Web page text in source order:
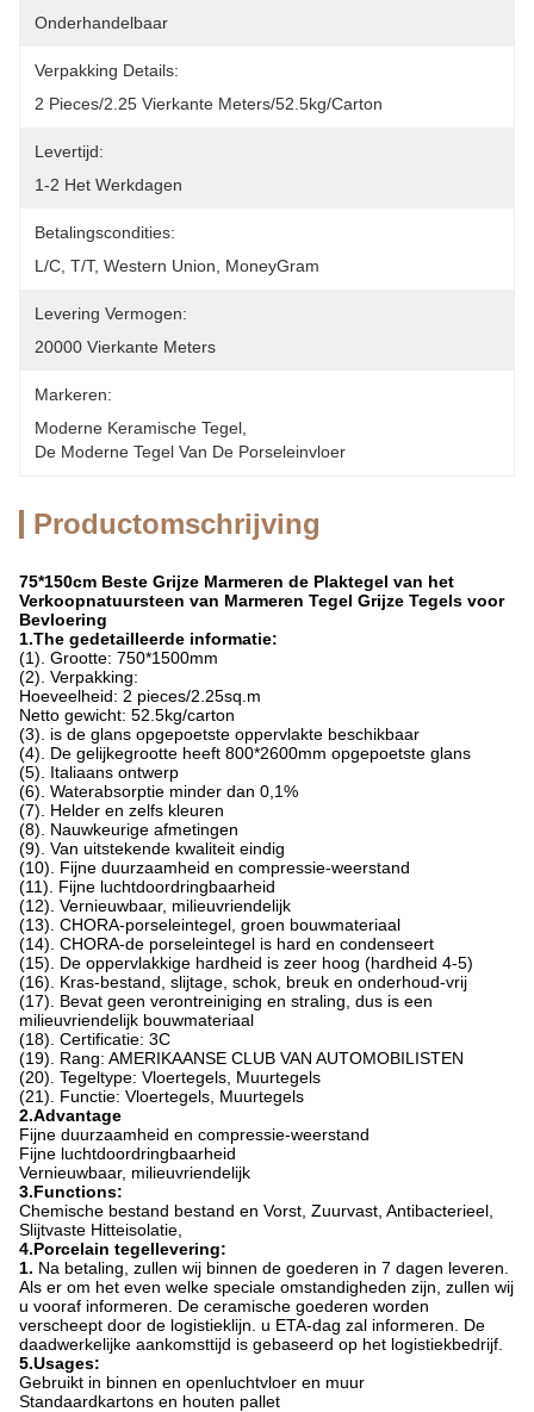
Onderhandelbaar
Verpakking Details:
2 Pieces/2.25 Vierkante Meters/52.5kg/carton
Levertijd:
1-2 Het Werkdagen
Betalingscondities:
L/C, T/T, Western Union, MoneyGram
Levering Vermogen:
20000 Vierkante Meters
Markeren:
Moderne Keramische Tegel
De Moderne Tegel Van De Porseleinvloer
Productomschrijving
75*150cm Beste Grijze Marmeren de Plaktegel van het
Verkoopnatuursteen van Marmeren Tegel Grijze Tegels voor
Bevloering
1.The gedetailleerde informatie:
(1). Grootte: 750*1500mm
(2). Verpakking:
Hoeveelheid: 2 pieces/2.25sq.m
Netto gewicht: 52.5kg/carton
(3). is de glans opgepoetste oppervlakte beschikbaar
(4). De gelijkegrootte heeft 800*2600mm opgepoetste glans
(5). Italiaans ontwerp
(6). Waterabsorptie minder dan 0,1%
(7). Helder en zelfs kleuren
(8). Nauwkeurige afmetingen
(9). Van uitstekende kwaliteit eindig
(10). Fijne duurzaamheid en compressie-weerstand
(11). Fijne luchtdoordringbaarheid
(12). Vernieuwbaar, milieuvriendelijk
(13). CHORA-porseleintegel, groen bouwmateriaal
(14). CHORA-de porseleintegel is hard en condenseert
(15). De oppervlakkige hardheid is zeer hoog (hardheid 4-5)
(16). Kras-bestand, slijtage, schok, breuk en onderhoud-vrij
(17). Bevat geen verontreiniging en straling, dus is een
milieuvriendelijk bouwmateriaal
(18). Certificatie: 3C
(19). Rang: AMERIKAANSE CLUB VAN AUTOMOBILISTEN
(20). Tegeltype: Vloertegels, Muurtegels
(21). Functie: Vloertegels, Muurtegels
2.Advantage
Fijne duurzaamheid en compressie-weerstand
Fijne luchtdoordringbaarheid
Vernieuwbaar, milieuvriendelijk
3.Functions:
Chemische bestand bestand en Vorst, Zuurvast, Antibacterieel,
Slijtvaste Hitteisolatie,
4.Porcelain tegellevering:
1. Na betaling, zullen wij binnen de goederen in 7 dagen leveren.
Als er om het even welke speciale omstandigheden zijn, zullen wij
u vooraf informeren. De ceramische goederen worden
verscheept door de logistieklijn. u ETA-dag zal informeren. De
daadwerkelijke aankomsttijd is gebaseerd op het logistiekbedrijf.
5.Usages:
Gebruikt in binnen en openluchtvloer en muur
Standaardkartons en houten pallet